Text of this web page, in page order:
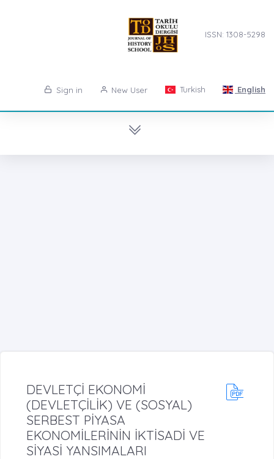
ISSN: 1308-5298
Sign in New User Turkish English
DEVLETÇİ EKONOMİ
(DEVLETÇİLİK) VE (SOSYAL)
SERBEST PİYASA
EKONOMİLERİNİN İKTİSADİ VE
SİYASİ YANSIMALARI